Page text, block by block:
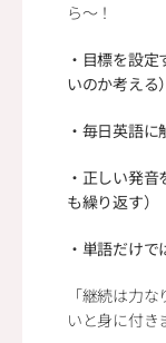
ら～！
・目標を設
いのか考える）
・毎日英語に
・正しい発
も繰り返す）
・単語だけ
「継続は力
いと身に付き